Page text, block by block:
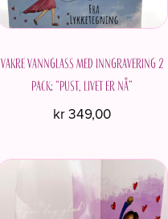
Vakre vannglass med inngravering 2
pack; “Pust, livet er nå”
kr349,00